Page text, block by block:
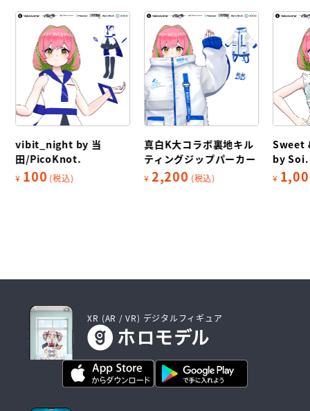
vibit_night by 当
田/PicoKnot.
¥ 100 (税込)
真白K大コラボ裏地キル
ティングジップパーカー
¥ 2,200 (税込)
Sweet
by Soi.
¥
XR (AR / VR) デジタルフィギュア